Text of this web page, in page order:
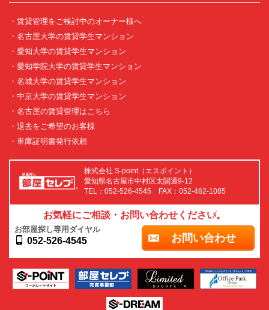
・賃貸管理をご検討中のオーナー様へ
・名古屋大学の賃貸学生マンション
・愛知大学の賃貸学生マンション
・愛知学院大学の賃貸学生マンション
・名城大学の賃貸学生マンション
・中京大学の賃貸学生マンション
・名古屋の賃貸管理はこちら
・退去をご希望のお客様
・車庫証明書発行依頼
株式会社 S-point（エスポイント）
愛知県名古屋市中村区太閤通9-12
TEL：052-526-4545 FAX：052-462-1085
お気軽にご相談・お問い合わせください。
お部屋探し専用ダイヤル
052-526-4545 お問い合わせ